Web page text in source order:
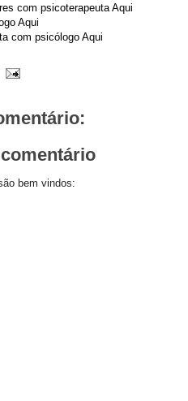
com psicoterapeuta Aqui
Aqui
com psicólogo Aqui
bem vindos: